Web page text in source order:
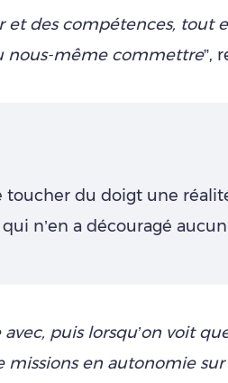
des compétences, tout
nous-même commettre”,
toucher du doigt une
n’en a découragé aucun
puis lorsqu’on voit
missions en autonomie